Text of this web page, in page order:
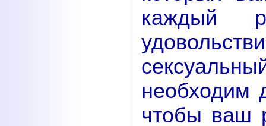
каждый
необходим
чтобы ваш